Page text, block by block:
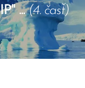
... (4. časť)